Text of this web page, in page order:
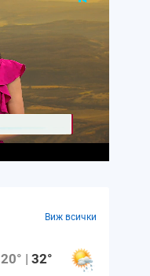
Виж всички
20° |32°